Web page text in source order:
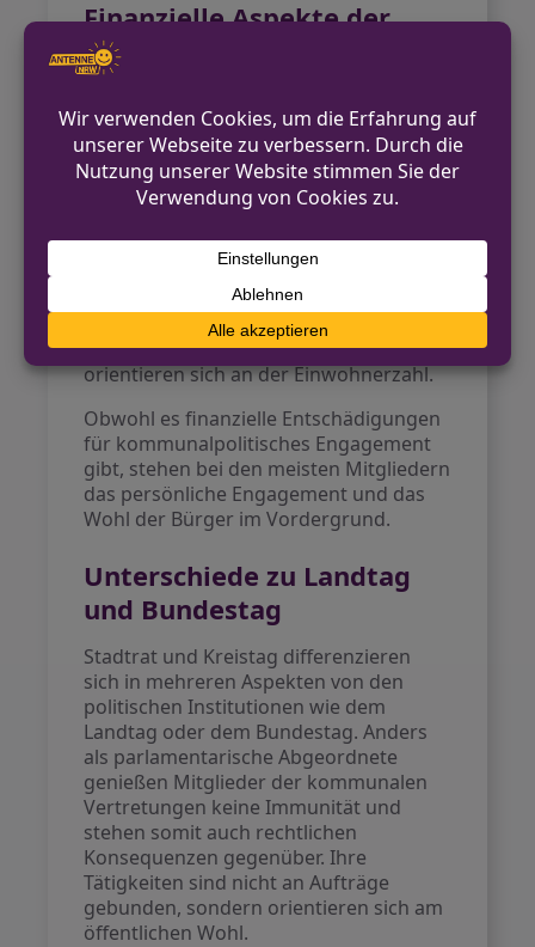
Finanzielle Aspekte der
Kommunalvertretungen
Kreistage agieren meist ehrenamtlich,
erhalten jedoch eine finanzielle
Entschädigung. Diese variiert abhängig
von der Größe der Gemeinde. In kleinen
Einwohnern liegt die monatliche
Pauschale bei etwa 234 Euro, während
es in großen Städten mit über 450.000
Einwohnern rund 642 Euro sind. Auch
die Entschädigungen im Kreistag
orientieren sich an der Einwohnerzahl.
Obwohl es finanzielle Entschädigungen
für kommunalpolitisches Engagement
gibt, stehen bei den meisten Mitgliedern
das persönliche Engagement und das
Wohl der Bürger im Vordergrund.
Unterschiede zu Landtag
und Bundestag
Stadtrat und Kreistag differenzieren
sich in mehreren Aspekten von den
politischen Institutionen wie dem
Landtag oder dem Bundestag. Anders
als parlamentarische Abgeordnete
genießen Mitglieder der kommunalen
Vertretungen keine Immunität und
stehen somit auch rechtlichen
Konsequenzen gegenüber. Ihre
Tätigkeiten sind nicht an Aufträge
gebunden, sondern orientieren sich am
öffentlichen Wohl.